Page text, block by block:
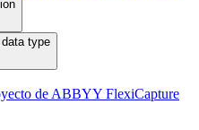
type
de ABBYY FlexiCapture